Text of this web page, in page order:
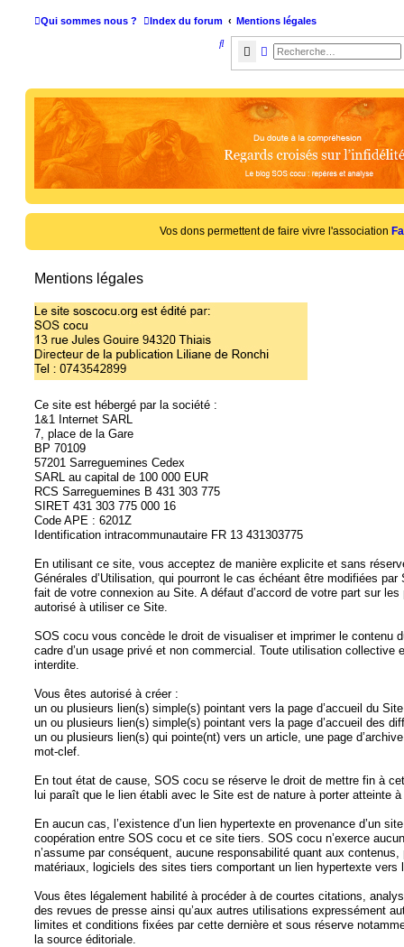
Qui sommes nous ? Index du forum Mentions légales
Rechercher
Recherche avancée
R
r
e
r
Vos dons permettent de faire vivre l'association
Mentions légales
Ce site est hébergé par la société :
1&1 Internet SARL
7, place de la Gare
BP 70109
57201 Sarreguemines Cedex
SARL au capital de 100 000 EUR
RCS Sarreguemines B 431 303 775
SIRET 431 303 775 000 16
Code APE : 6201Z
Identification intracommunautaire FR 13 431303775
En utilisant ce site, vous acceptez de manière explicite et sans
Générales d’Utilisation, qui pourront le cas échéant être modifiées
fait de votre connexion au Site. A défaut d’accord de votre part sur
autorisé à utiliser ce Site.
SOS cocu vous concède le droit de visualiser et imprimer le contenu
cadre d’un usage privé et non commercial. Toute utilisation collective
interdite.
Vous êtes autorisé à créer :
un ou plusieurs lien(s) simple(s) pointant vers la page d’accueil du
un ou plusieurs lien(s) simple(s) pointant vers la page d’accueil des
un ou plusieurs lien(s) qui pointe(nt) vers un article, une page d’archive
mot-clef.
En tout état de cause, SOS cocu se réserve le droit de mettre fin à
lui paraît que le lien établi avec le Site est de nature à porter atteinte
En aucun cas, l’existence d’un lien hypertexte en provenance d’un
coopération entre SOS cocu et ce site tiers. SOS cocu n’exerce
n’assume par conséquent, aucune responsabilité quant aux
matériaux, logiciels des sites tiers comportant un lien hypertexte vers
Vous êtes légalement habilité à procéder à de courtes citations,
des revues de presse ainsi qu’aux autres utilisations expressément
limites et conditions fixées par cette dernière et sous réserve
la source éditoriale.